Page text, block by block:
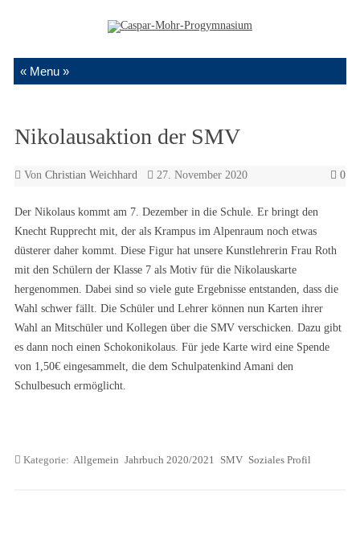
Zum Inhalt springen
Nikolausaktion der SMV
Von Christian Weichhard 27. November 2020 0
Der Nikolaus kommt am 7. Dezember in die Schule. Er bringt den
Knecht Rupprecht mit, der als Krampus im Alpenraum noch etwas
düsterer daher kommt. Diese Figur hat unsere Kunstlehrerin Frau Roth
mit den Schülern der Klasse 7 als Motiv für die Nikolauskarte
hergenommen. Dabei sind so viele gute Ergebnisse entstanden, dass die
Wahl schwer fällt. Die Schüler und Lehrer können nun Karten ihrer
Wahl an Mitschüler und Kollegen über die SMV verschicken. Dazu gibt
es dann noch einen Schokonikolaus. Für jede Karte wird eine Spende
von 1,50€ eingesammelt, die dem Schulpatenkind Amani den
Schulbesuch ermöglicht.
Kategorie: Allgemein Jahrbuch 2020/2021 SMV Soziales Profil